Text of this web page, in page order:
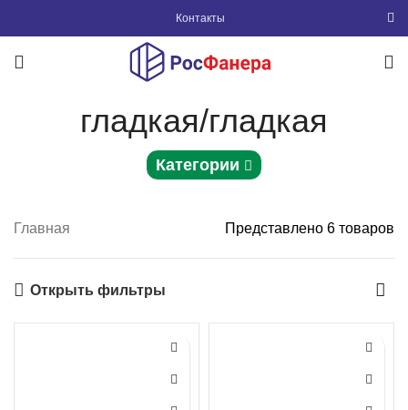
Контакты
гладкая/гладкая
Категории
Главная Представлено 6 товаров
Открыть фильтры